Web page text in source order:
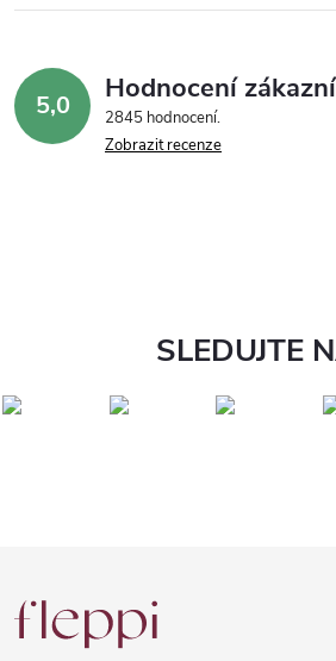
5,0 Hodnocení
2845 hodnocení
Zobrazit recenze
SLEDUJTE
á